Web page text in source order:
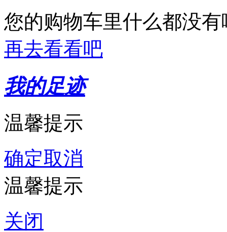
您的购物车里什么都没有
再去看看吧
我的足迹
温馨提示
确定取消
温馨提示
关闭